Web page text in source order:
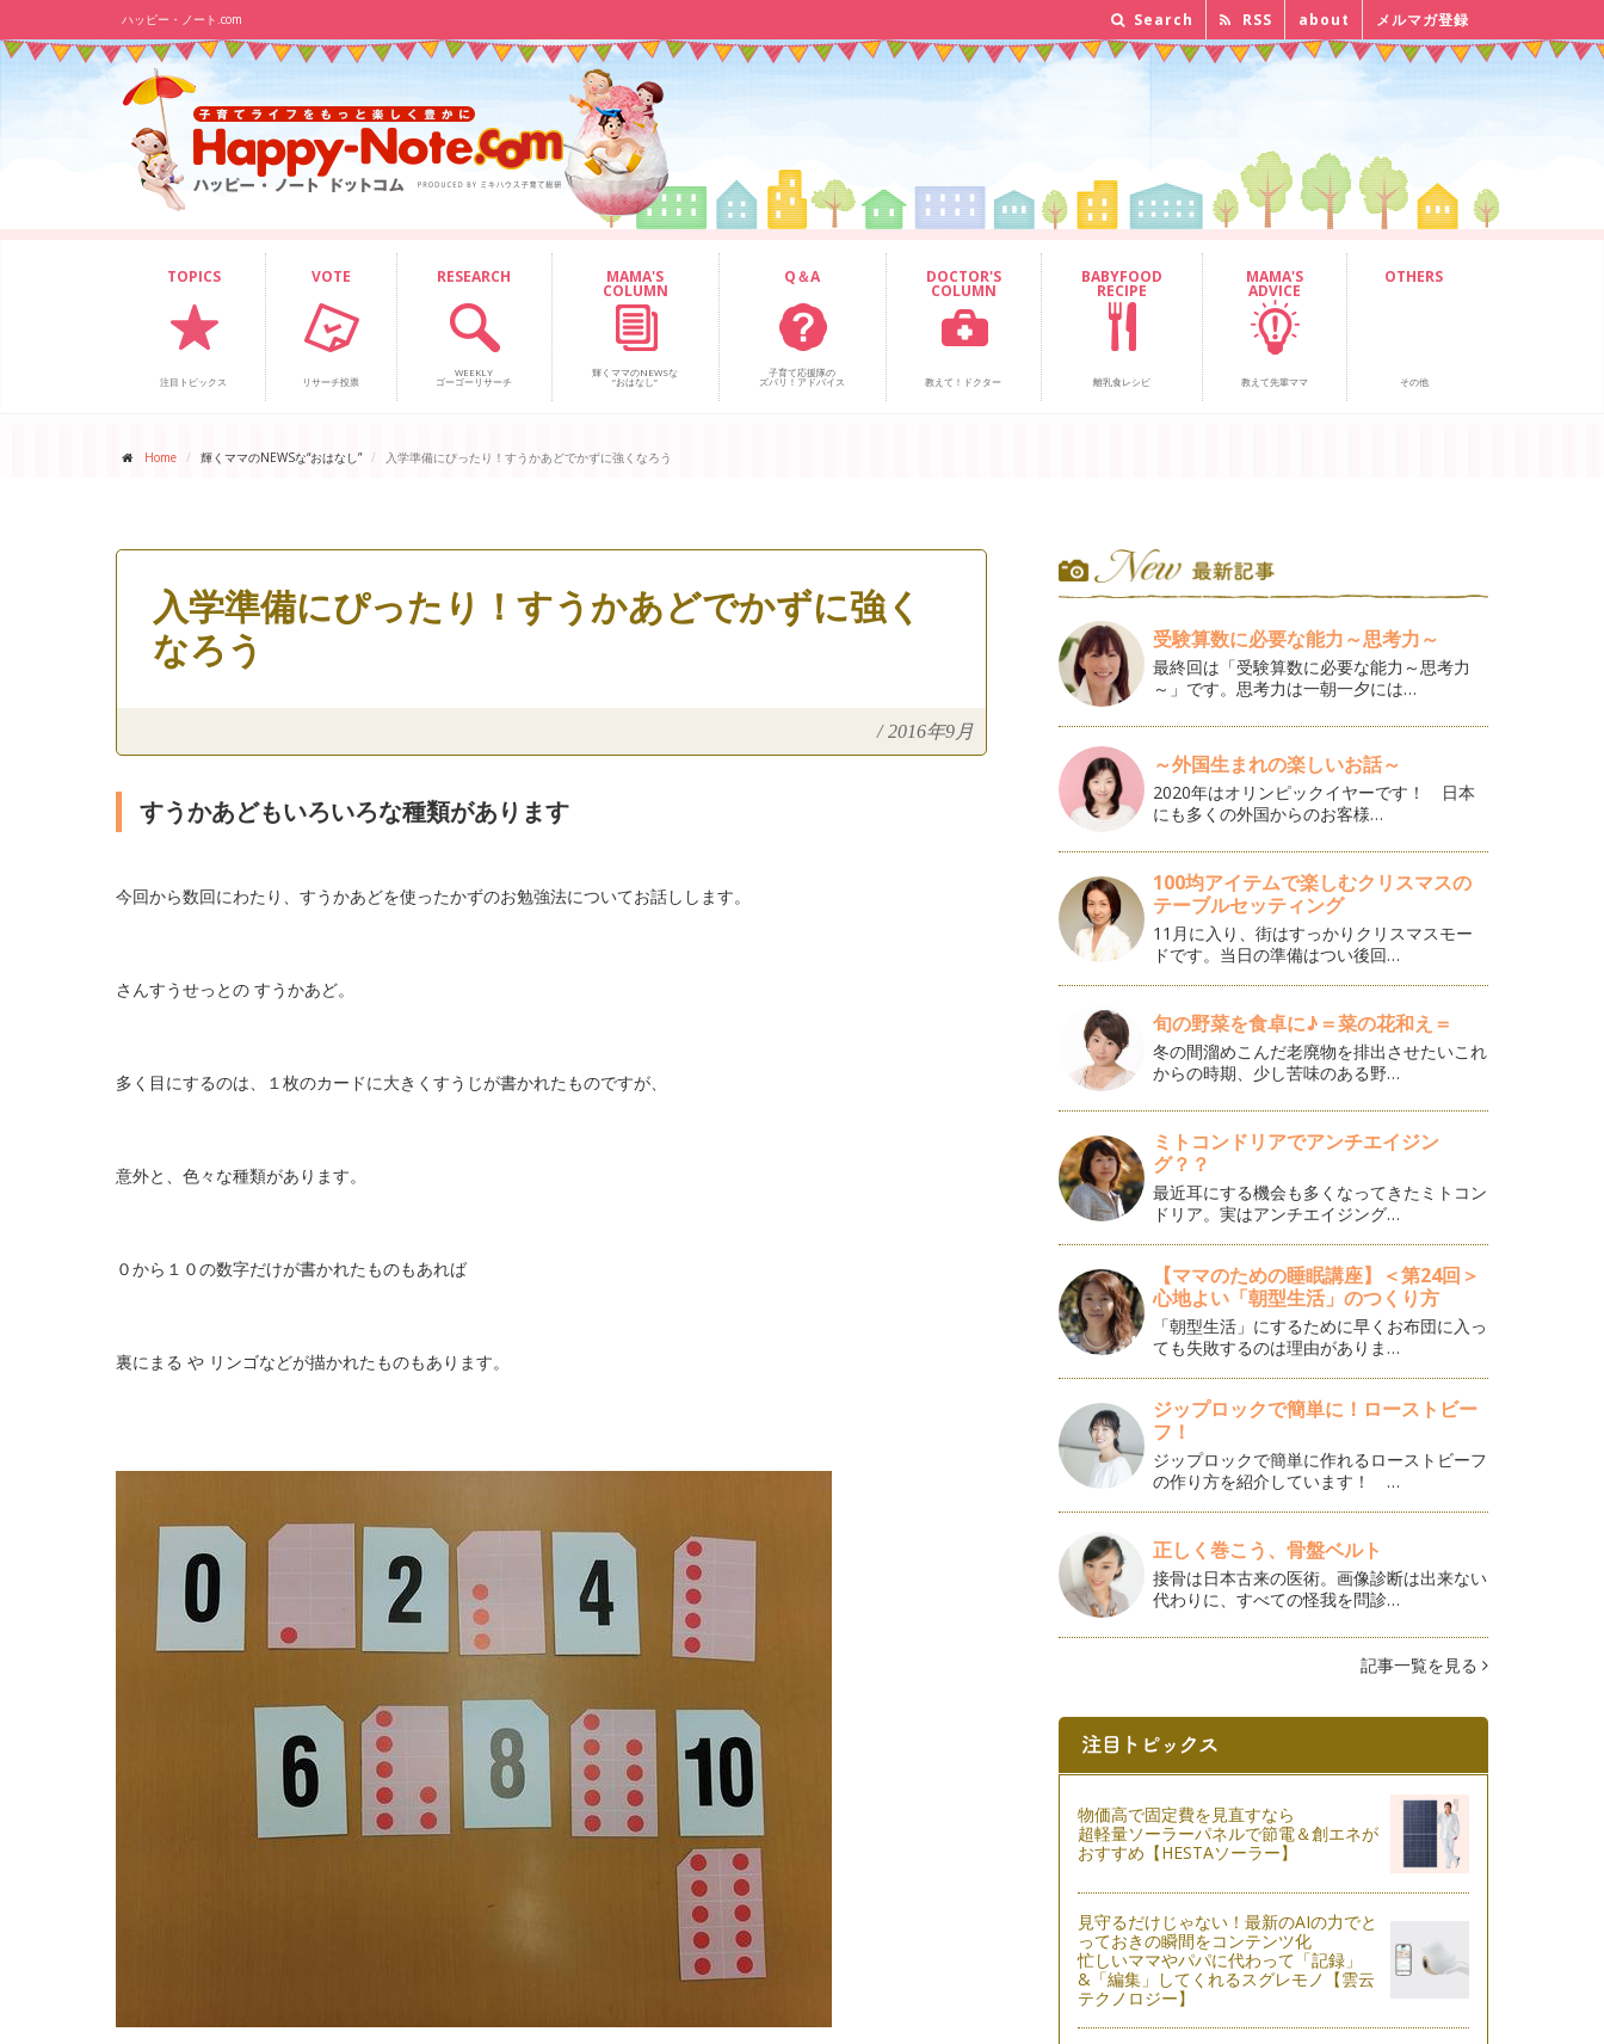
ハッピー・ノート.com Search RSS about メルマガ登録
TOPICS
注目トピックス
VOTE
リサーチ投票
RESEARCH
WEEKLY
ゴーゴーリサーチ
MAMA'S
COLUMN
輝くママのNEWSな
“おはなし”
Q＆A
子育て応援隊の
ズバリ！アドバイス
DOCTOR'S
COLUMN
教えて！ドクター
BABYFOOD
RECIPE
離乳食レシピ
MAMA'S
ADVICE
教えて先輩ママ
OTHERS
その他
Home 輝くママのNEWSな“おはなし” 入学準備にぴったり！すうかあどでかずに強くなろう
入学準備にぴったり！すうかあどでかずに強く
なろう
/ 2016年9月
すうかあどもいろいろな種類があります
今回から数回にわたり、すうかあどを使ったかずのお勉強法についてお話しします。
さんすうせっとの すうかあど。
多く目にするのは、１枚のカードに大きくすうじが書かれたものですが、
意外と、色々な種類があります。
０から１０の数字だけが書かれたものもあれば
裏にまる や リンゴなどが描かれたものもあります。
受験算数に必要な能力～思考力～
最終回は「受験算数に必要な能力～思考力
～」です。思考力は一朝一夕には…
～外国生まれの楽しいお話～
2020年はオリンピックイヤーです！ 日本
にも多くの外国からのお客様…
100均アイテムで楽しむクリスマスの
テーブルセッティング
11月に入り、街はすっかりクリスマスモー
ドです。当日の準備はつい後回…
旬の野菜を食卓に♪＝菜の花和え＝
冬の間溜めこんだ老廃物を排出させたいこれ
からの時期、少し苦味のある野…
ミトコンドリアでアンチエイジン
グ？？
最近耳にする機会も多くなってきたミトコン
ドリア。実はアンチエイジング…
【ママのための睡眠講座】＜第24回＞
心地よい「朝型生活」のつくり方
「朝型生活」にするために早くお布団に入っ
ても失敗するのは理由がありま…
ジップロックで簡単に！ローストビー
フ！
ジップロックで簡単に作れるローストビーフ
の作り方を紹介しています！ …
正しく巻こう、骨盤ベルト
接骨は日本古来の医術。画像診断は出来ない
代わりに、すべての怪我を問診…
記事一覧を見る
物価高で固定費を見直すなら
超軽量ソーラーパネルで節電＆創エネが
おすすめ【HESTAソーラー】
見守るだけじゃない！最新のAIの力でと
っておきの瞬間をコンテンツ化
忙しいママやパパに代わって「記録」
&「編集」してくれるスグレモノ【雲云
テクノロジー】